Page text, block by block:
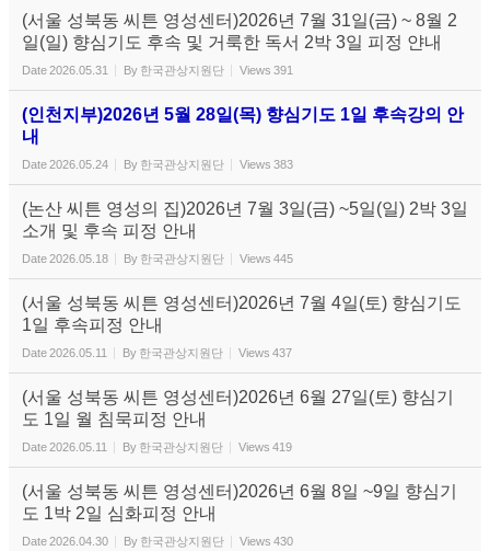
(서울 성북동 씨튼 영성센터)2026년 7월 31일(금) ~ 8월 2
일(일) 향심기도 후속 및 거룩한 독서 2박 3일 피정 얀내
Date2026.05.31 By 한국관상지원단 Views 391
(인천지부)2026년 5월 28일(목) 향심기도 1일 후속강의 안
내
Date2026.05.24 By 한국관상지원단 Views 383
(논산 씨튼 영성의 집)2026년 7월 3일(금) ~5일(일) 2박 3일
소개 및 후속 피정 안내
Date2026.05.18 By 한국관상지원단 Views 445
(서울 성북동 씨튼 영성센터)2026년 7월 4일(토) 향심기도
1일 후속피정 안내
Date2026.05.11 By 한국관상지원단 Views 437
(서울 성북동 씨튼 영성센터)2026년 6월 27일(토) 향심기
도 1일 월 침묵피정 안내
Date2026.05.11 By 한국관상지원단 Views 419
(서울 성북동 씨튼 영성센터)2026년 6월 8일 ~9일 향심기
도 1박 2일 심화피정 안내
Date2026.04.30 By 한국관상지원단 Views 430